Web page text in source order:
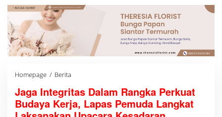
Homepage / Berita
g
a
I
n
Jaga Integritas Dalam Rangka Perkuat
Budaya Kerja, Lapas Pemuda Langkat